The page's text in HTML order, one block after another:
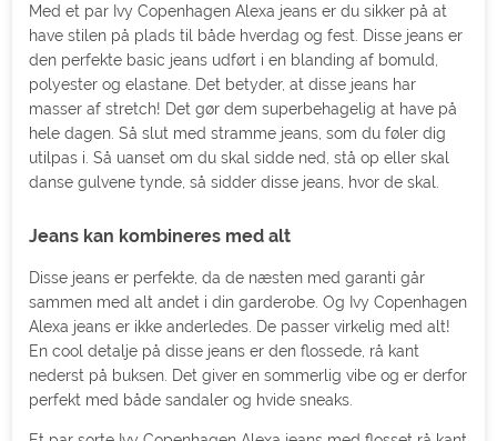
Med et par Ivy Copenhagen Alexa jeans er du sikker på at
have stilen på plads til både hverdag og fest. Disse jeans er
den perfekte basic jeans udført i en blanding af bomuld,
polyester og elastane. Det betyder, at disse jeans har
masser af stretch! Det gør dem superbehagelig at have på
hele dagen. Så slut med stramme jeans, som du føler dig
utilpas i. Så uanset om du skal sidde ned, stå op eller skal
danse gulvene tynde, så sidder disse jeans, hvor de skal.
Jeans kan kombineres med alt
Disse jeans er perfekte, da de næsten med garanti går
sammen med alt andet i din garderobe. Og Ivy Copenhagen
Alexa jeans er ikke anderledes. De passer virkelig med alt!
En cool detalje på disse jeans er den flossede, rå kant
nederst på buksen. Det giver en sommerlig vibe og er derfor
perfekt med både sandaler og hvide sneaks.